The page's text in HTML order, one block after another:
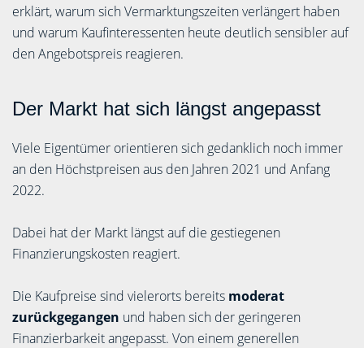
erklärt, warum sich Vermarktungszeiten verlängert haben
und warum Kaufinteressenten heute deutlich sensibler auf
den Angebotspreis reagieren.
Der Markt hat sich längst angepasst
Viele Eigentümer orientieren sich gedanklich noch immer
an den Höchstpreisen aus den Jahren 2021 und Anfang
2022.
Dabei hat der Markt längst auf die gestiegenen
Finanzierungskosten reagiert.
Die Kaufpreise sind vielerorts bereits moderat
zurückgegangen und haben sich der geringeren
Finanzierbarkeit angepasst. Von einem generellen